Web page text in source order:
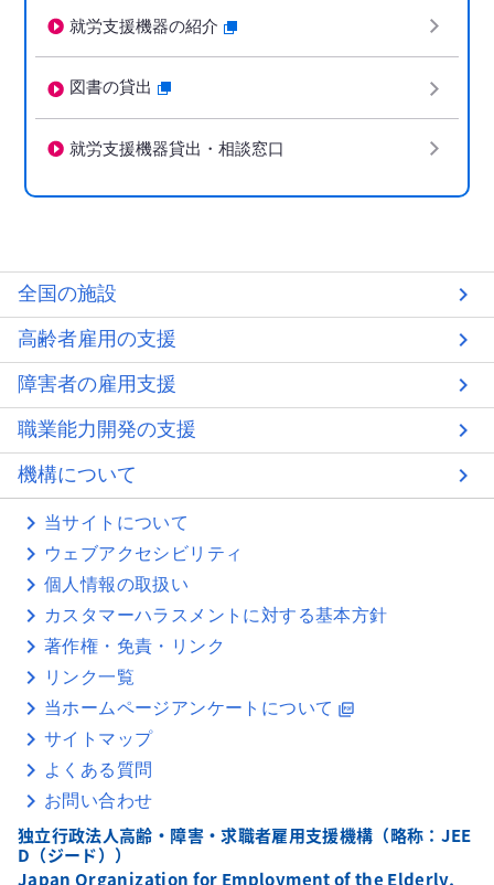
就労支援機器の紹介
図書の貸出
就労支援機器貸出・相談窓口
全国の施設
高齢者雇用の支援
障害者の雇用支援
職業能力開発の支援
機構について
当サイトについて
ウェブアクセシビリティ
個人情報の取扱い
カスタマーハラスメントに対する基本方針
著作権・免責・リンク
リンク一覧
当ホームページアンケートについて picture_as_pdf
サイトマップ
よくある質問
お問い合わせ
独立行政法人高齢・障害・求職者雇用支援機構（略称：JEE
D（ジード））
Japan Organization for Employment of the Elderly,